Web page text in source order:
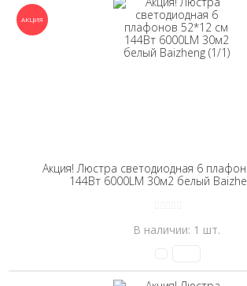
Акция! Люстра светодиодная 6
144Вт 6000LM 30м2 белый
В наличии: 1 шт.